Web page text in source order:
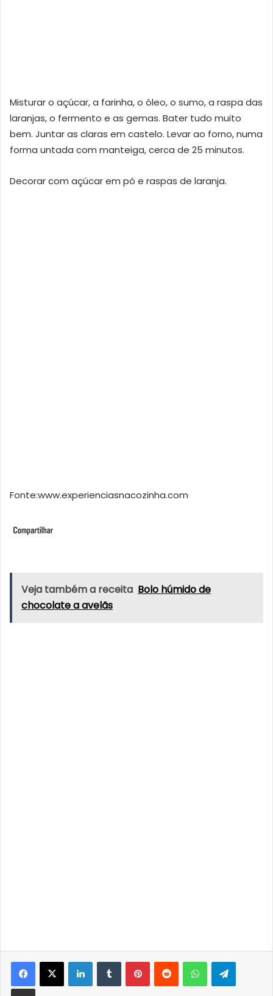
Misturar o açúcar, a farinha, o óleo, o sumo, a raspa das
laranjas, o fermento e as gemas. Bater tudo muito
bem. Juntar as claras em castelo. Levar ao forno, numa
forma untada com manteiga, cerca de 25 minutos.
Decorar com açúcar em pó e raspas de laranja.
Fonte:www.experienciasnacozinha.com
Veja também a receita Bolo húmido de
chocolate a avelãs
LinkedInTumblrPinterestReddit WhatsApp
Partilhar Via Email